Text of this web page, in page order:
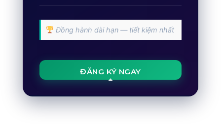
Đồng hành dài hạn — tiết kiệm nhất
ĐĂNG KÝ NGAY